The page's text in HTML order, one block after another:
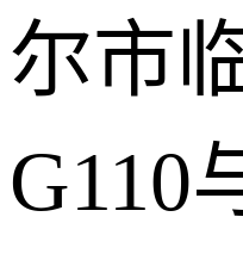
尔市
G110